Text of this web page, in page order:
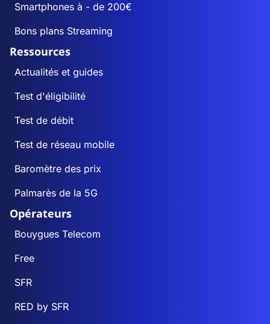
Smartphones à - de 200€
Bons plans Streaming
Ressources
Actualités et guides
Test d'éligibilité
Test de débit
Test de réseau mobile
Baromètre des prix
Palmarès de la 5G
Opérateurs
Bouygues Telecom
Free
SFR
RED by SFR